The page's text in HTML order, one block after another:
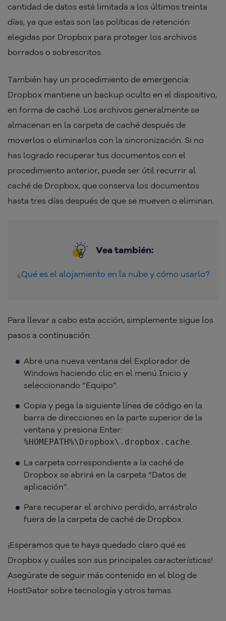
cantidad de datos está limitada a los últimos treinta
días, ya que estas son las políticas de retención
elegidas por Dropbox para proteger los archivos
borrados o sobrescritos.
También hay un procedimiento de emergencia:
Dropbox mantiene un backup oculto en el dispositivo,
en forma de caché. Los archivos generalmente se
almacenan en la carpeta de caché después de
moverlos o eliminarlos con la sincronización. Si no
has logrado recuperar tus documentos con el
procedimiento anterior, puede ser útil recurrir al
caché de Dropbox, que conserva los documentos
hasta tres días después de que se mueven o eliminan.
Vea también:
¿Qué es el alojamiento en la nube y cómo usarlo?
Para llevar a cabo esta acción, simplemente sigue los
pasos a continuación:
Abre una nueva ventana del Explorador de
Windows haciendo clic en el menú Inicio y
seleccionando “Equipo”.
Copia y pega la siguiente línea de código en la
barra de direcciones en la parte superior de la
ventana y presiona Enter:
%HOMEPATH%\Dropbox\.dropbox.cache.
La carpeta correspondiente a la caché de
Dropbox se abrirá en la carpeta “Datos de
aplicación”.
Para recuperar el archivo perdido, arrástralo
fuera de la carpeta de caché de Dropbox.
¡Esperamos que te haya quedado claro qué es
Dropbox y cuáles son sus principales características!
Asegúrate de seguir más contenido en el blog de
HostGator sobre tecnología y otros temas.